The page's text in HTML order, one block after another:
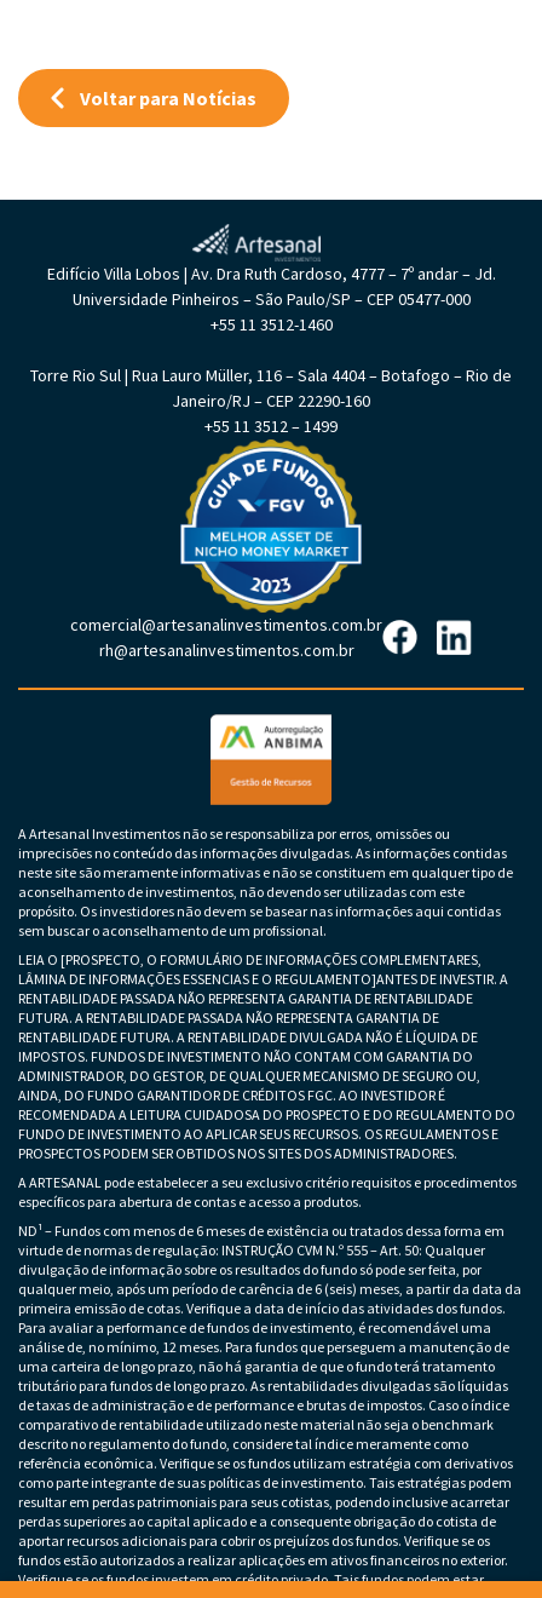
Voltar para Notícias
Edifício Villa Lobos | Av. Dra Ruth Cardoso, 4777 – 7º andar – Jd.
Universidade Pinheiros – São Paulo/SP – CEP 05477-000
+55 11 3512-1460
Torre Rio Sul | Rua Lauro Müller, 116 – Sala 4404 – Botafogo – Rio de
Janeiro/RJ – CEP 22290-160
+55 11 3512 – 1499
comercial@artesanalinvestimentos.com.br
rh@artesanalinvestimentos.com.br
A Artesanal Investimentos não se responsabiliza por erros, omissões ou
imprecisões no conteúdo das informações divulgadas. As informações contidas
neste site são meramente informativas e não se constituem em qualquer tipo de
aconselhamento de investimentos, não devendo ser utilizadas com este
propósito. Os investidores não devem se basear nas informações aqui contidas
sem buscar o aconselhamento de um profissional.
LEIA O [PROSPECTO, O FORMULÁRIO DE INFORMAÇÕES COMPLEMENTARES,
LÂMINA DE INFORMAÇÕES ESSENCIAS E O REGULAMENTO]ANTES DE INVESTIR. A
RENTABILIDADE PASSADA NÃO REPRESENTA GARANTIA DE RENTABILIDADE
FUTURA. A RENTABILIDADE PASSADA NÃO REPRESENTA GARANTIA DE
RENTABILIDADE FUTURA. A RENTABILIDADE DIVULGADA NÃO É LÍQUIDA DE
IMPOSTOS. FUNDOS DE INVESTIMENTO NÃO CONTAM COM GARANTIA DO
ADMINISTRADOR, DO GESTOR, DE QUALQUER MECANISMO DE SEGURO OU,
AINDA, DO FUNDO GARANTIDOR DE CRÉDITOS FGC. AO INVESTIDOR É
RECOMENDADA A LEITURA CUIDADOSA DO PROSPECTO E DO REGULAMENTO DO
FUNDO DE INVESTIMENTO AO APLICAR SEUS RECURSOS. OS REGULAMENTOS E
PROSPECTOS PODEM SER OBTIDOS NOS SITES DOS ADMINISTRADORES.
A ARTESANAL pode estabelecer a seu exclusivo critério requisitos e procedimentos
específicos para abertura de contas e acesso a produtos.
ND¹ – Fundos com menos de 6 meses de existência ou tratados dessa forma em
virtude de normas de regulação: INSTRUÇÃO CVM N.º 555 – Art. 50: Qualquer
divulgação de informação sobre os resultados do fundo só pode ser feita, por
qualquer meio, após um período de carência de 6 (seis) meses, a partir da data da
primeira emissão de cotas. Verifique a data de início das atividades dos fundos.
Para avaliar a performance de fundos de investimento, é recomendável uma
análise de, no mínimo, 12 meses. Para fundos que perseguem a manutenção de
uma carteira de longo prazo, não há garantia de que o fundo terá tratamento
tributário para fundos de longo prazo. As rentabilidades divulgadas são líquidas
de taxas de administração e de performance e brutas de impostos. Caso o índice
comparativo de rentabilidade utilizado neste material não seja o benchmark
descrito no regulamento do fundo, considere tal índice meramente como
referência econômica. Verifique se os fundos utilizam estratégia com derivativos
como parte integrante de suas políticas de investimento. Tais estratégias podem
resultar em perdas patrimoniais para seus cotistas, podendo inclusive acarretar
perdas superiores ao capital aplicado e a consequente obrigação do cotista de
aportar recursos adicionais para cobrir os prejuízos dos fundos. Verifique se os
fundos estão autorizados a realizar aplicações em ativos financeiros no exterior.
Verifique se os fundos investem em crédito privado. Tais fundos podem estar